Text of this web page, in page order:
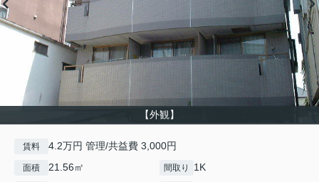
【外観】
賃料 4.2万円 管理/共益費 3,000円
面積 21.56㎡ 間取り 1K